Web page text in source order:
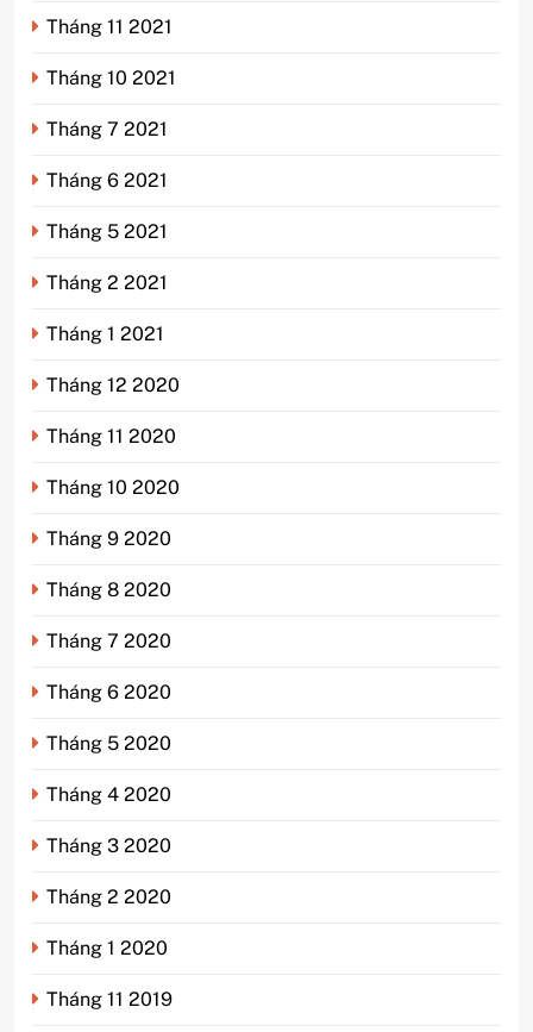
Tháng 11 2021
Tháng 10 2021
Tháng 7 2021
Tháng 6 2021
Tháng 5 2021
Tháng 2 2021
Tháng 1 2021
Tháng 12 2020
Tháng 11 2020
Tháng 10 2020
Tháng 9 2020
Tháng 8 2020
Tháng 7 2020
Tháng 6 2020
Tháng 5 2020
Tháng 4 2020
Tháng 3 2020
Tháng 2 2020
Tháng 1 2020
Tháng 11 2019